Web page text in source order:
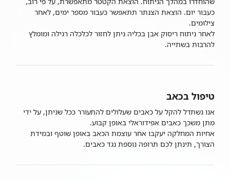
כעבור יום. הוצאת הצנתר תתאפשר כעבור מספר ימים, לאחר
צילומים.
לאחר ניתוח ריסוק אבן בכליה ניתן לחזור לכלכלה רגילה ומומלץ
להרבות בשתייה.
טיפול בכאב
אנו נשתדל להקל על כאבים שעלולים להתעורר ככל שניתן, על ידי
מתן משכך כאבים אפידוראלי באופן קבוע.
אחיות המחלקה יעקבו אחר עוצמת הכאב באופן שוטף ובמידת
הצורך, תינתן לכם תרופה נוספת נגד כאבים.